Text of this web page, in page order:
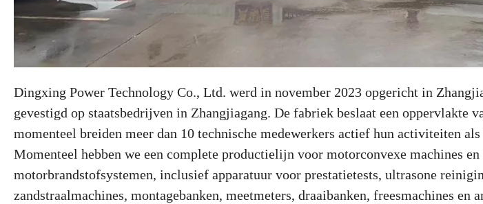
Dingxing Power Technology Co., Ltd. werd in november 2023 opgericht in
gevestigd op staatsbedrijven in Zhangjiagang. De fabriek beslaat een oppervlakte
momenteel breiden meer dan 10 technische medewerkers actief hun activiteiten
Momenteel hebben we een complete productielijn voor motorconvexe machines
motorbrandstofsystemen, inclusief apparatuur voor prestatietests, ultrasone
zandstraalmachines, montagebanken, meetmeters, draaibanken, freesmachines en